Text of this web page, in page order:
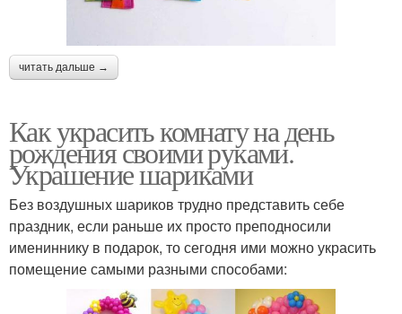
читать дальше →
Как украсить комнату на день
рождения своими руками.
Украшение шариками
Без воздушных шариков трудно представить себе
праздник, если раньше их просто преподносили
имениннику в подарок, то сегодня ими можно украсить
помещение самыми разными способами: